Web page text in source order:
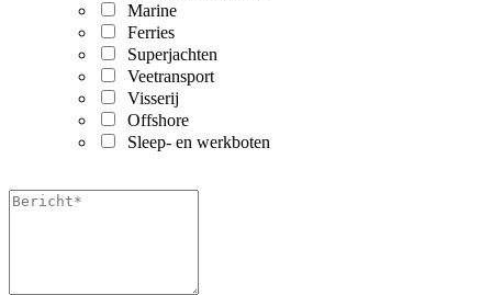
Marine
Ferries
Superjachten
Veetransport
Visserij
Offshore
Sleep- en werkboten